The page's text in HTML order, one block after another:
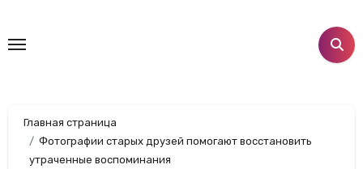
содержанию
Главная страница
Фотографии старых друзей помогают восстановить
утраченные воспоминания